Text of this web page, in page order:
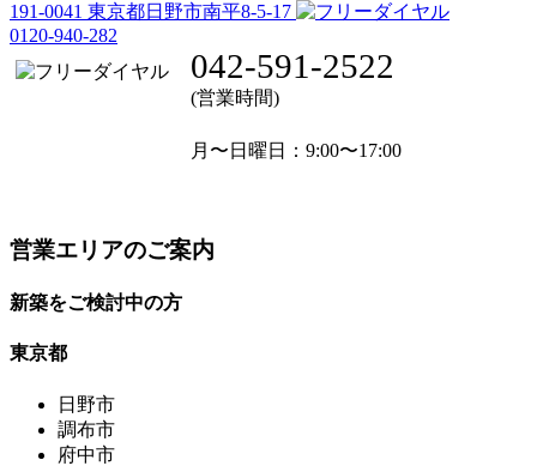
191-0041 東京都日野市南平8-5-17
0120-940-282
042-591-2522
(営業時間)
月〜日曜日 ：9:00〜17:00
営業エリアのご案内
新築をご検討中の方
東京都
日野市
調布市
府中市